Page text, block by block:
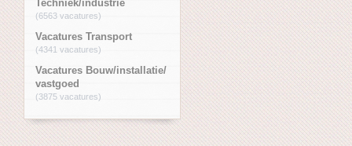
Techniek/industrie
(6563 vacatures)
Vacatures Transport
(4341 vacatures)
Vacatures Bouw/installatie/
vastgoed
(3875 vacatures)